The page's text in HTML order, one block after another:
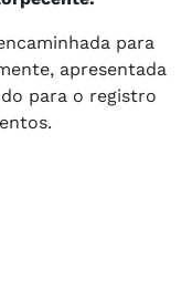
para
apresentada
para o registro